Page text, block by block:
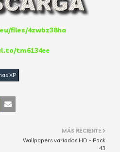
files/4zwbz38ha
tm6134ee
XP
MÁS RECIENTE
Wallpapers variados HD - Pack
43